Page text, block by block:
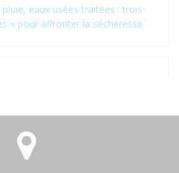
pluie, eaux usées traitées : trois
» pour affronter la sécheresse